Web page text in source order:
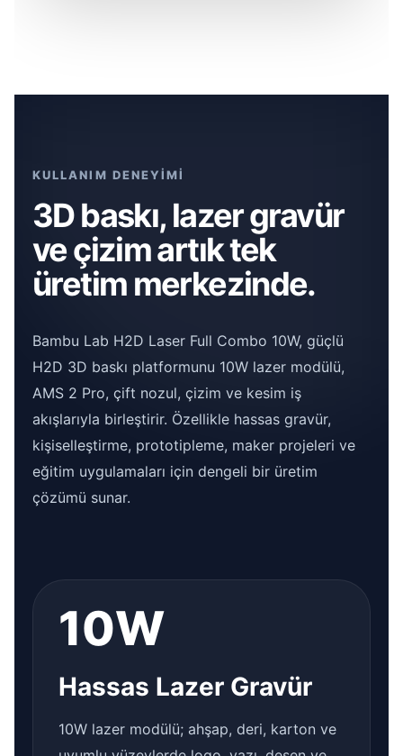
KULLANIM DENEYİMİ
3D baskı, lazer gravür
ve çizim artık tek
üretim merkezinde.
Bambu Lab H2D Laser Full Combo 10W, güçlü
H2D 3D baskı platformunu 10W lazer modülü,
AMS 2 Pro, çift nozul, çizim ve kesim iş
akışlarıyla birleştirir. Özellikle hassas gravür,
kişiselleştirme, prototipleme, maker projeleri ve
eğitim uygulamaları için dengeli bir üretim
çözümü sunar.
10W
Hassas Lazer Gravür
10W lazer modülü; ahşap, deri, karton ve